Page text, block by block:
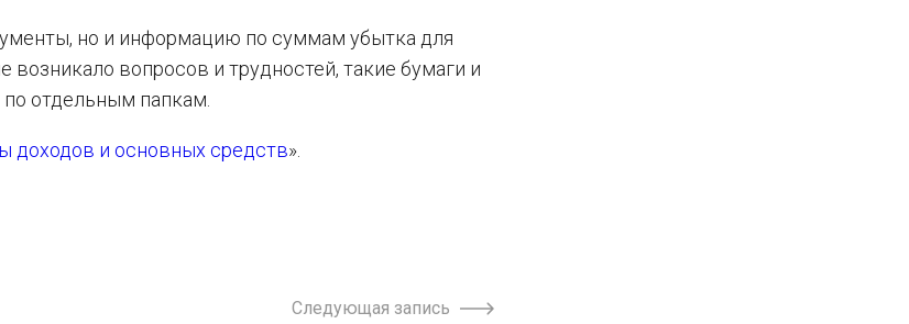
но и информацию по суммам убытка для
вопросов и трудностей, такие бумаги и
отдельным папкам.
доходов и основных средств».
Следующая запись